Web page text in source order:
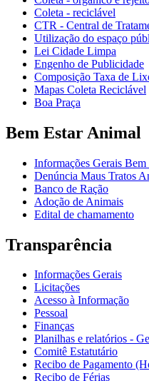
Coleta - reciclável
CTR - Central de
Utilização do espaço
Lei Cidade Limpa
Engenho de Publicidade
Composição Taxa de
Mapas Coleta Reciclável
Boa Praça
Bem Estar Animal
Informações Gerais
Denúncia Maus Tratos
Banco de Ração
Adoção de Animais
Edital de chamamento
Transparência
Informações Gerais
Licitações
Acesso à Informação
Pessoal
Finanças
Planilhas e relatórios -
Comitê Estatutário
Recibo de Pagamento
Recibo de Férias